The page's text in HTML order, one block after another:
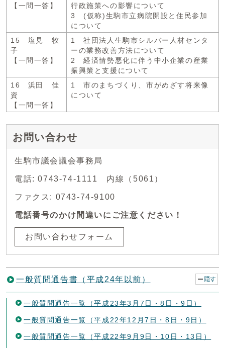
【一問一答】
行政施策への影響について
3 (仮称)生駒市立病院開設と住民参加
について
15 塩見 牧
子
【一問一答】
1 社団法人生駒市シルバー人材センタ
ーの業務改善方法について
2 経済情勢悪化に伴う中小企業の産業
振興策と支援について
16 浜田 佳
資
【一問一答】
1 市のまちづくり、市がめざす将来像
について
お問い合わせ
生駒市議会議会事務局
電話: 0743-74-1111 内線（5061）
ファクス: 0743-74-9100
電話番号のかけ間違いにご注意ください！
お問い合わせフォーム
一般質問通告書（平成24年以前） 隠す
一般質問通告一覧（平成23年3月7日・8日・9日）
一般質問通告一覧（平成22年12月7日・8日・9日）
一般質問通告一覧（平成22年9月9日・10日・13日）